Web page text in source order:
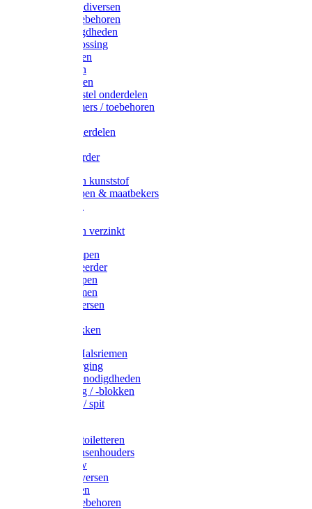
Koe / Stier diversen
Melkers toebehoren
Stalbenodigdheden
Kalververlossing
Stierenringen
Onthoornen
Kalverflessen
Koerugborstel onderdelen
Kalveremmers / toebehoren
Koelift onderdelen
Uieronthaarder
Voerbakken kunststof
Voerscheppen & maatbekers
Voerbakken verzinkt
Warmtelampen
Staartcoupeerder
Biggenkappen
Neuskrammen
Varken diversen
Varkensbakken
Halsters / Halsriemen
Hoefverzorging
Lammer benodigdheden
Ramdektuig / -blokken
Vastzetpen / spit
Poetsen & toiletteren
Zadel-/Trensenhouders
Halstertouw
Halsters diversen
Hoofdstellen
Zadel & toebehoren